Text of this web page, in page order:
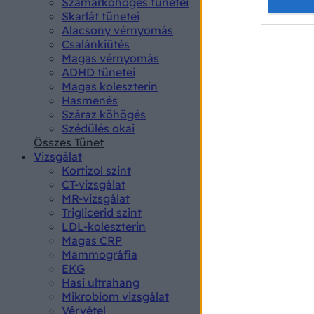
Skarlát tünetei
Alacsony vérnyomás
Csalánkiütés
Magas vérnyomás
ADHD tünetei
Magas koleszterin
Hasmenés
Száraz köhögés
Szédülés okai
Összes Tünet
Vizsgálat
Kortizol szint
CT-vizsgálat
MR-vizsgálat
Triglicerid szint
LDL-koleszterin
Magas CRP
Mammográfia
EKG
Hasi ultrahang
Mikrobiom vizsgálat
Vérvétel